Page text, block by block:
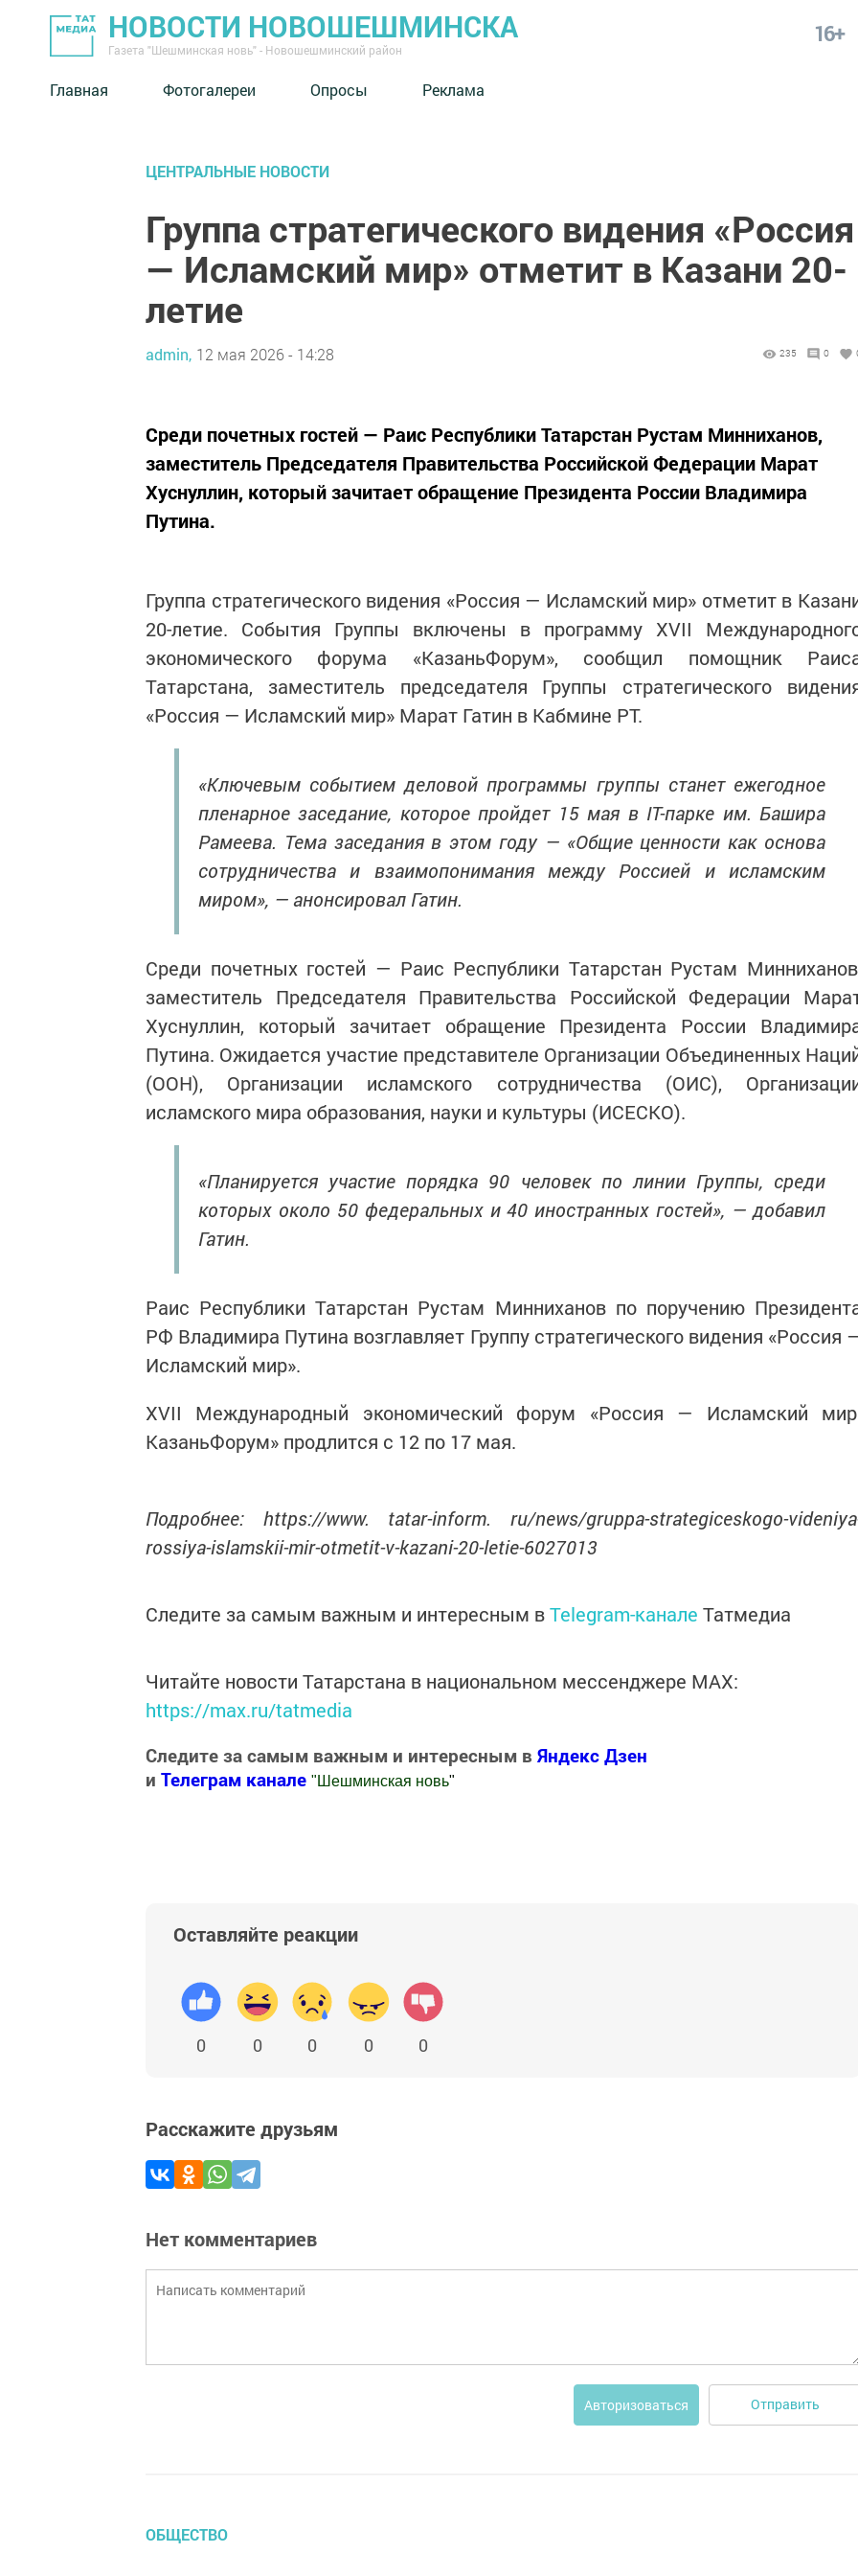
НОВОСТИ НОВОШЕШМИНСКА
Газета "Шешминская новь" - Новошешминский район
16+
Главная Фотогалереи Опросы Реклама
ЦЕНТРАЛЬНЫЕ НОВОСТИ
Группа стратегического видения «Россия
— Исламский мир» отметит в Казани 20-
летие
admin, 12 мая 2026 - 14:28 235 0
Среди почетных гостей — Раис Республики Татарстан Рустам Минниханов,
заместитель Председателя Правительства Российской Федерации Марат
Хуснуллин, который зачитает обращение Президента России Владимира
Путина.
Группа стратегического видения «Россия — Исламский мир» отметит в
20-летие. События Группы включены в программу XVII
экономического форума «КазаньФорум», сообщил помощник
Татарстана, заместитель председателя Группы стратегического
«Россия — Исламский мир» Марат Гатин в Кабмине РТ.
«Ключевым событием деловой программы группы станет ежегодное
пленарное заседание, которое пройдет 15 мая в IT-парке им. Башира
Рамеева. Тема заседания в этом году — «Общие ценности как основа
сотрудничества и взаимопонимания между Россией и исламским
миром», — анонсировал Гатин.
Среди почетных гостей — Раис Республики Татарстан Рустам
заместитель Председателя Правительства Российской Федерации
Хуснуллин, который зачитает обращение Президента России
Путина. Ожидается участие представителе Организации Объединенных
(ООН), Организации исламского сотрудничества (ОИС),
исламского мира образования, науки и культуры (ИСЕСКО).
«Планируется участие порядка 90 человек по линии Группы, среди
которых около 50 федеральных и 40 иностранных гостей», — добавил
Гатин.
Раис Республики Татарстан Рустам Минниханов по поручению
РФ Владимира Путина возглавляет Группу стратегического видения «Россия
Исламский мир».
ХVII Международный экономический форум «Россия — Исламский
КазаньФорум» продлится с 12 по 17 мая.
Подробнее: https://www. tatar-inform. ru/news/gruppa-strategiceskogo-
rossiya-islamskii-mir-otmetit-v-kazani-20-letie-6027013
Следите за самым важным и интересным вTelegram-канале Татмедиа
Читайте новости Татарстана в национальном мессенджере MАХ:
https://max.ru/tatmedia
Следите за самым важным и интересным в Яндекс Дзен
и Телеграм канале " Шешминская новь"
Оставляйте реакции
0 0 0 0 0
Расскажите друзьям
Нет комментариев
Авторизоваться Отправить
ОБЩЕСТВО